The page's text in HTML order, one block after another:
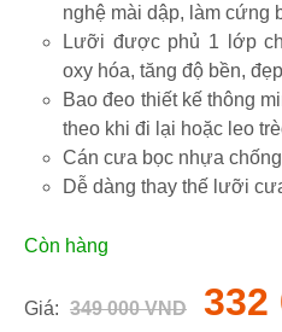
nghệ mài dập, làm cứng
Lưỡi được phủ 1 lớp chống gỉ giúp lưỡi không bị
oxy hóa, tăng độ bền,
Bao đeo thiết kế thông minh để có thể dễ dàng mang
theo khi đi lại hoặc leo
Cán cưa bọc nhựa
Dễ dàng thay thế lưỡi
Còn hàng
Giá: 349 000 VND 332